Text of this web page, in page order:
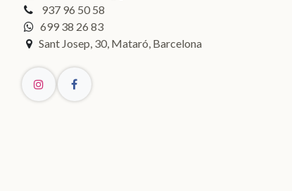
937 96 50 58
699 38 26 83
Sant Josep, 30, Mataró, Barcelona